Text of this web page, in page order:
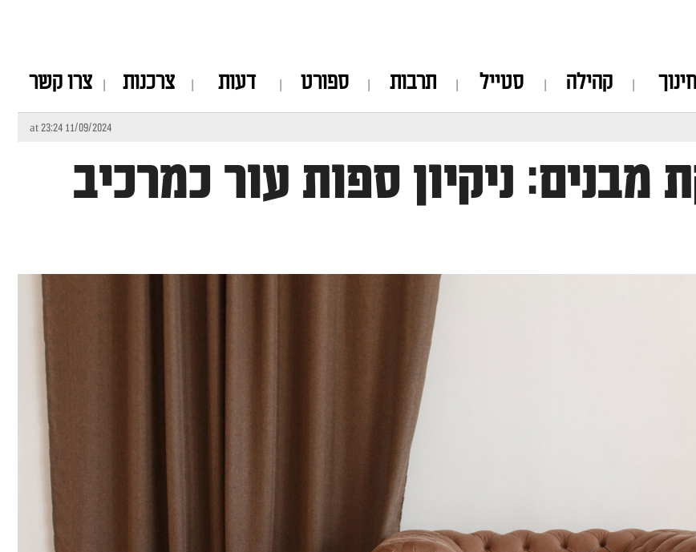
חינוך קהילה סטייל תרבות ספורט דעות צרכנות צרו קשר
11/09/2024 at 23:24
מבנים: ניקיון ספות עור כמרכיב